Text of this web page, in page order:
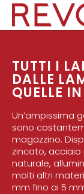
TUTTI I
DALLE
QUELLE
Un’ampissima
sono
magazzino.
zincato, acciaio
naturale,
molti altri
mm fino ai 5